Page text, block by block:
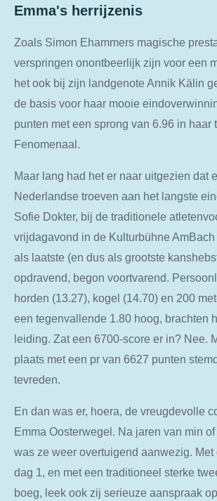
a
y
e
Emma's herrijzenis
Zoals Simon Ehammers magische
verspringen onontbeerlijk zijn voor een
het ook bij zijn landgenote Annik Kälin
de basis voor haar mooie
punten met een sprong van 6.96 in haar
Fenomenaal.
Maar lang had het er naar uitgezien dat
Nederlandse troeven aan het langste
Sofie Dokter, bij de traditionele
vrijdagavond in de Kulturbühne
als laatste (en dus als grootste
opdravend, begon voortvarend.
horden (13.27), kogel (14.70) en 200
een tegenvallende 1.80 hoog, brachten
leiding. Zat een 6700-score er in? Nee.
plaats met een pr van 6627 punten
tevreden.
En dan was er, hoera, de vreugdevolle
Emma Oosterwegel. Na jaren van min
was ze weer overtuigend aanwezig. Met
dag 1, en met een traditioneel sterke
boeg, leek ook zij serieuze aanspraak